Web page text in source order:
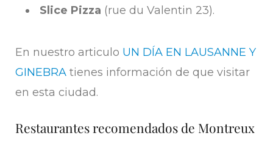
Slice Pizza (rue du Valentin 23).
En nuestro articulo UN DÍA EN LAUSANNE Y
GINEBRA tienes información de que visitar
en esta ciudad.
Restaurantes recomendados de Montreux